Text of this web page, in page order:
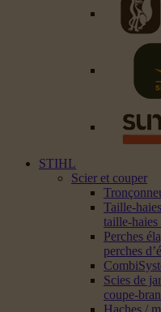
STIHL
Scier et couper
Taille-
taille-haies
Perches
perches
Scies de
coupe-
Haches /